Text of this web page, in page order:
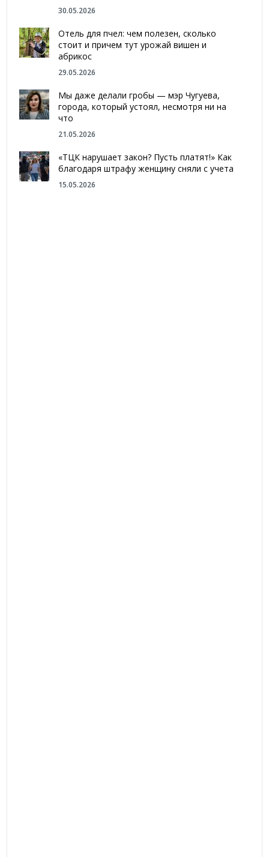
30.05.2026
Отель для пчел: чем полезен, сколько
стоит и причем тут урожай вишен и
абрикос
29.05.2026
Мы даже делали гробы — мэр Чугуева,
города, который устоял, несмотря ни на
что
21.05.2026
«ТЦК нарушает закон? Пусть платят!» Как
благодаря штрафу женщину сняли с учета
15.05.2026